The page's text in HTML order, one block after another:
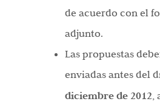
de acuerdo con el
adjunto.
Las propuestas
enviadas antes del
diciembre de 2012,